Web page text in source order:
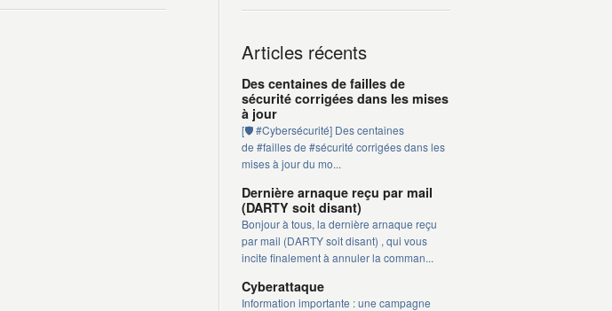
Articles récents
Des centaines de failles de
sécurité corrigées dans les mises
à jour
[🛡️ #Cybersécurité] Des centaines
de #failles de #sécurité corrigées dans les
mises à jour du mo...
Dernière arnaque reçu par mail
(DARTY soit disant)
Bonjour à tous, la dernière arnaque reçu
par mail (DARTY soit disant) , qui vous
incite finalement à annuler la comman...
Cyberattaque
Information importante : une campagne